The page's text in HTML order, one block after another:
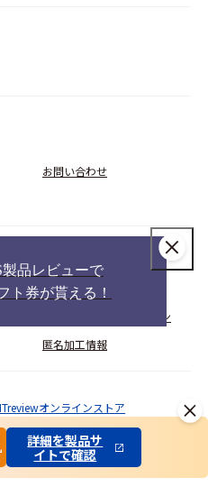
詳細を製品サ
イトで確認
品レビューで
ト券が貰える！
お問い合わせ
会員規約
コミュニティガイドライン
匿名加工情報
ITreviewオンラインストア